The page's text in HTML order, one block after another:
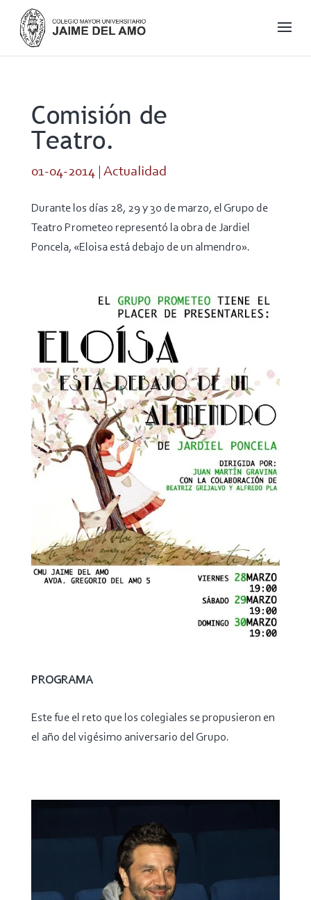
Comisión de
Teatro.
01-04-2014| Actualidad
Durante los días 28, 29 y 30 de marzo, el Grupo de
Teatro Prometeo representó la obra de Jardiel
Poncela, «Eloisa está debajo de un almendro».
PROGRAMA
Este fue el reto que los colegiales se propusieron en
el año del vigésimo aniversario del Grupo.